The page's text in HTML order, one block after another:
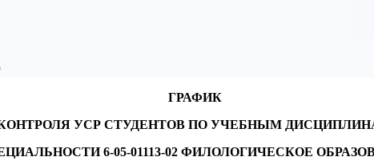
ГРАФИК
УСР СТУДЕНТОВ ПО УЧЕБНЫМ
6-05-01113-02 ФИЛОЛОГИЧЕСКОЕ